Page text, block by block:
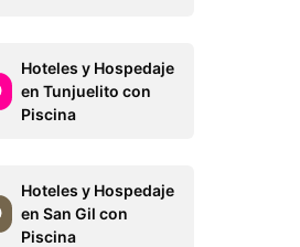
Hoteles y Hospedaje
en Tunjuelito con
Piscina
Hoteles y Hospedaje
en San Gil con
Piscina